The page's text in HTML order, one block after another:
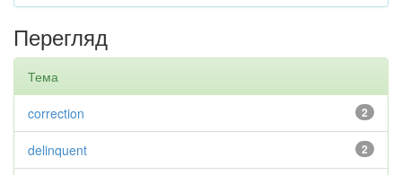
Перегляд
Тема
2
correction
2
delinquent